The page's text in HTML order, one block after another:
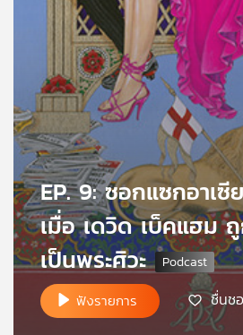
เครือ
ข่าย
วิทยุ
ไทย
พี
บี
เอส
แผนที่
EP. 9: ซอกแซกอาเซี
เมื่อ เดวิด เบ็คแฮม
เป็นพระศิวะ
ฟังรายการ ชื่นช